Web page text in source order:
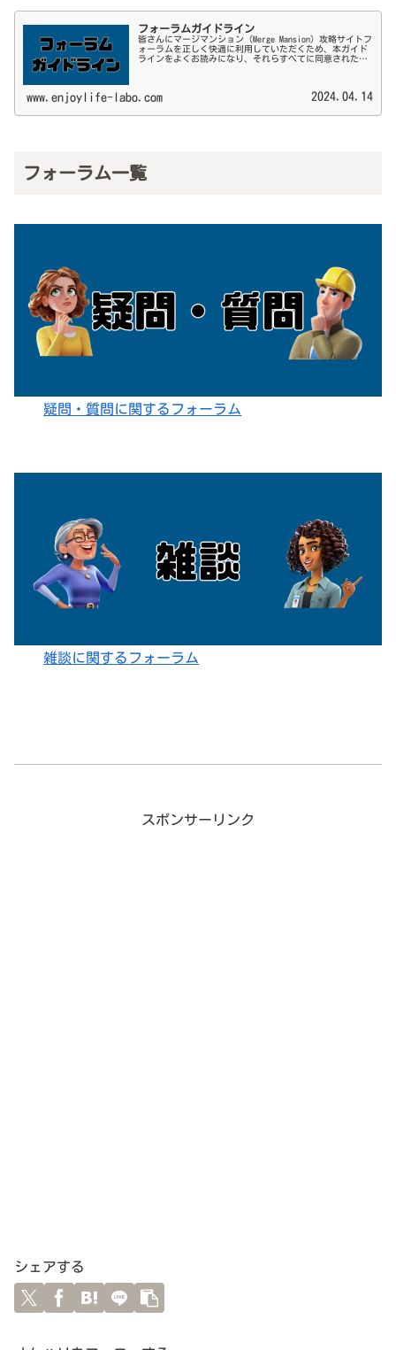
フォーラムガイドライン
皆さんにマージマンション（Merge Mansion）攻略サイトフ
ォーラムを正しく快適に利用していただくため、本ガイド
ラインをよくお読みになり、それらすべてに同意された上
www.enjoylife-labo.com 2024.04.14
フォーラム一覧
疑問・質問に関するフォーラム
雑談に関するフォーラム
スポンサーリンク
シェアする